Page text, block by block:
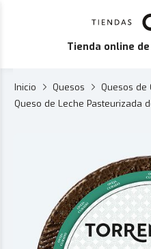
Tienda online
Inicio Quesos Quesos de
Queso de Leche Pasteurizada